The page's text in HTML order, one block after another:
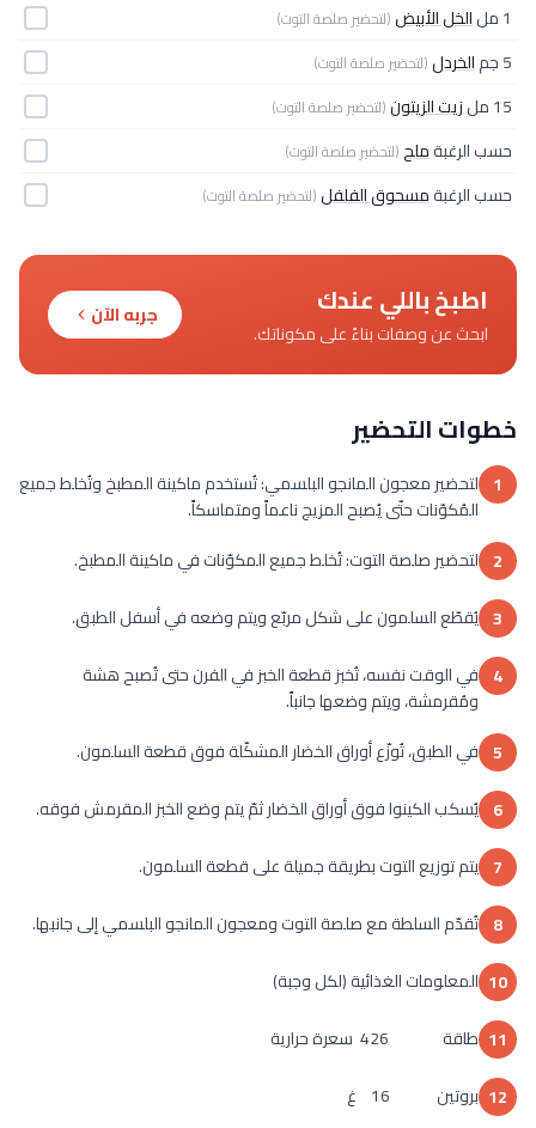
1 مل الخل الأبيض(لتحضير صلصة التوت)
5 جم الخردل(لتحضير صلصة التوت)
15 مل زيت الزيتون(لتحضير صلصة التوت)
حسب الرغبةملح(لتحضير صلصة التوت)
حسب الرغبةمسحوق الفلفل(لتحضير صلصة التوت)
اطبخ باللي عندك
ابحث عن وصفات بناءً على مكوناتك.
جربه الآن
خطوات التحضير
1 لتحضير معجون المانجو البلسمي: تُستخدم ماكينة المطبخ وتُخلط جميع
المُكوّنات حتّى يُصبح المزيج ناعماً ومتماسكاً.
2 لتحضير صلصة التوت: تُخلط جميع المكوّنات في ماكينة المطبخ.
3 يُقطّع السلمون على شكل مربّع ويتم وضعه في أسفل الطبق.
4 في الوقت نفسه، تُخبز قطعة الخبز في الفرن حتى تُصبح هشة
ومُقرمشة، ويتم وضعها جانباً.
5 في الطبق، تُوزّع أوراق الخضار المشكّلة فوق قطعة السلمون.
6 يُسكب الكينوا فوق أوراق الخضار ثمّ يتم وضع الخبز المقرمش فوقه.
7 يتم توزيع التوت بطريقة جميلة على قطعة السلمون.
8 تُقدّم السلطة مع صلصة التوت ومعجون المانجو البلسمي إلى جانبها.
10 المعلومات الغذائية (لكل وجبة)
11 طاقة 426 سعرة حرارية
12 بروتين 16 غ